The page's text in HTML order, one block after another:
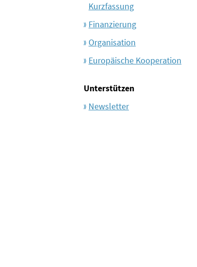
Kurzfassung
Finanzierung
Organisation
Europäische Kooperation
Unterstützen
Newsletter